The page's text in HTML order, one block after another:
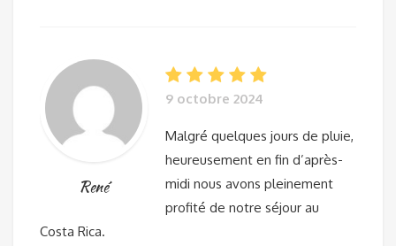
René
9 octobre 2024
Malgré quelques jours de pluie,
heureusement en fin d’après-
midi nous avons pleinement
profité de notre séjour au
Costa Rica.